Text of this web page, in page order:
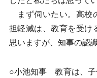
まず伺いたい。高校
担軽減は、教育を受け
思いますが、知事の認
○小池知事 教育は、子